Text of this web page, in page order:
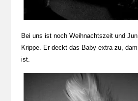
Bei uns ist noch Weihnachtszeit und
Krippe. Er deckt das Baby extra zu,
ist.